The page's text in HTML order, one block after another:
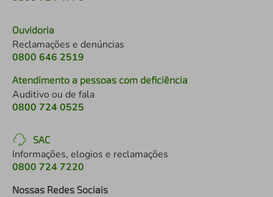
Ouvidoria
Reclamações e denúncias
0800 646 2519
Atendimento a pessoas com deficiência
Auditivo ou de fala
0800 724 0525
SAC
Informações, elogios e reclamações
0800 724 7220
Nossas Redes Sociais